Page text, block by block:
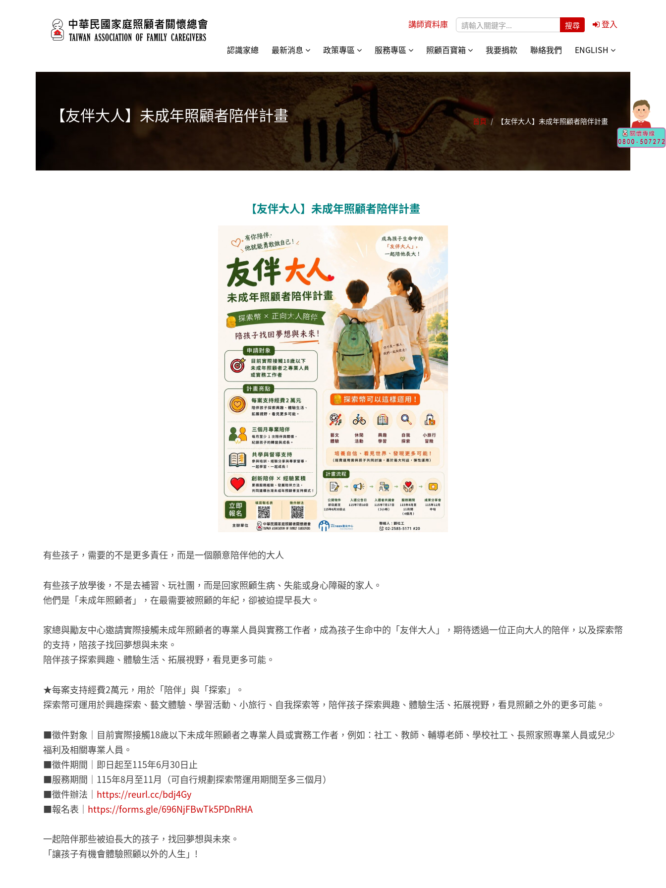
講師資料庫
搜尋表單
登入
認識家總 最新消息 政策專區 服務專區 照顧百寶箱 我要捐款 聯絡我們 ENGLISH
【友伴大人】未成年照顧者陪伴計畫 首頁 / 【友伴大人】未成年照顧者陪伴計畫
【友伴大人】未成年照顧者陪伴計畫
有些孩子，需要的不是更多責任，而是一個願意陪伴他的大人
有些孩子放學後，不是去補習、玩社團，而是回家照顧生病、失能或身心障礙的家人。
他們是「未成年照顧者」，在最需要被照顧的年紀，卻被迫提早長大。
家總與勵友中心邀請實際接觸未成年照顧者的專業人員與實務工作者，成為孩子生命中的「友伴大人」，期待透過一位正向大人的陪伴，以及探索幣
的支持，陪孩子找回夢想與未來。
陪伴孩子探索興趣、體驗生活、拓展視野，看見更多可能。
★每案支持經費2萬元，用於「陪伴」與「探索」。
探索幣可運用於興趣探索、藝文體驗、學習活動、小旅行、自我探索等，陪伴孩子探索興趣、體驗生活、拓展視野，看見照顧之外的更多可能。
■徵件對象｜目前實際接觸18歲以下未成年照顧者之專業人員或實務工作者，例如：社工、教師、輔導老師、學校社工、長照家照專業人員或兒少
福利及相關專業人員。
■徵件期間｜即日起至115年6月30日止
■服務期間｜115年8月至11月（可自行規劃探索幣運用期間至多三個月）
■徵件辦法｜ https://reurl.cc/bdj4Gy
■報名表｜ https://forms.gle/696NjFBwTk5PDnRHA
一起陪伴那些被迫長大的孩子，找回夢想與未來。
「讓孩子有機會體驗照顧以外的人生」!